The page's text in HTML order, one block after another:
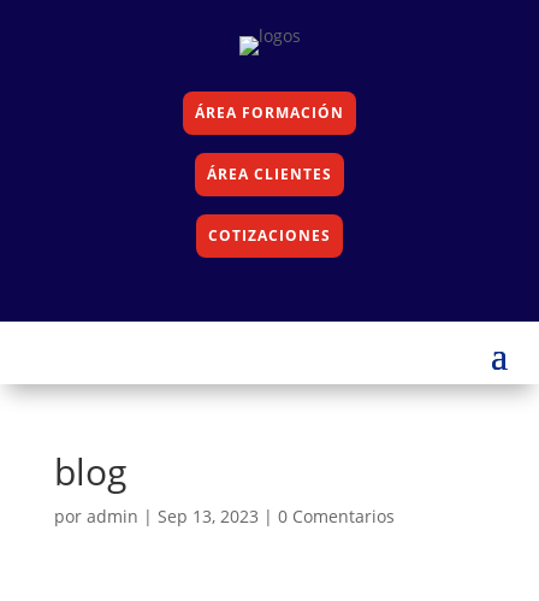
ÁREA FORMACIÓN
ÁREA CLIENTES
COTIZACIONES
blog
por admin | Sep 13, 2023 | 0 Comentarios